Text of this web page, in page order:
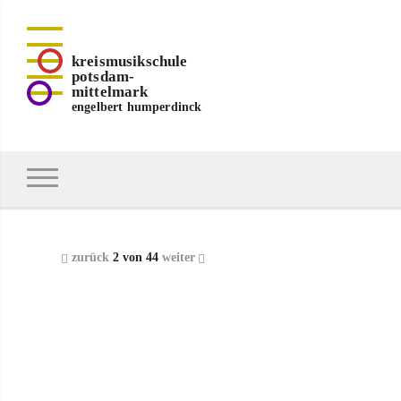
kreismusikschule
potsdam-
mittelmark
engelbert humperdinck
zurück2 von 44 weiter